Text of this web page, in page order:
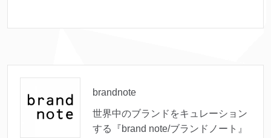
brandnote
世界中のブランドをキュレーション
する『brand note/ブランドノート』